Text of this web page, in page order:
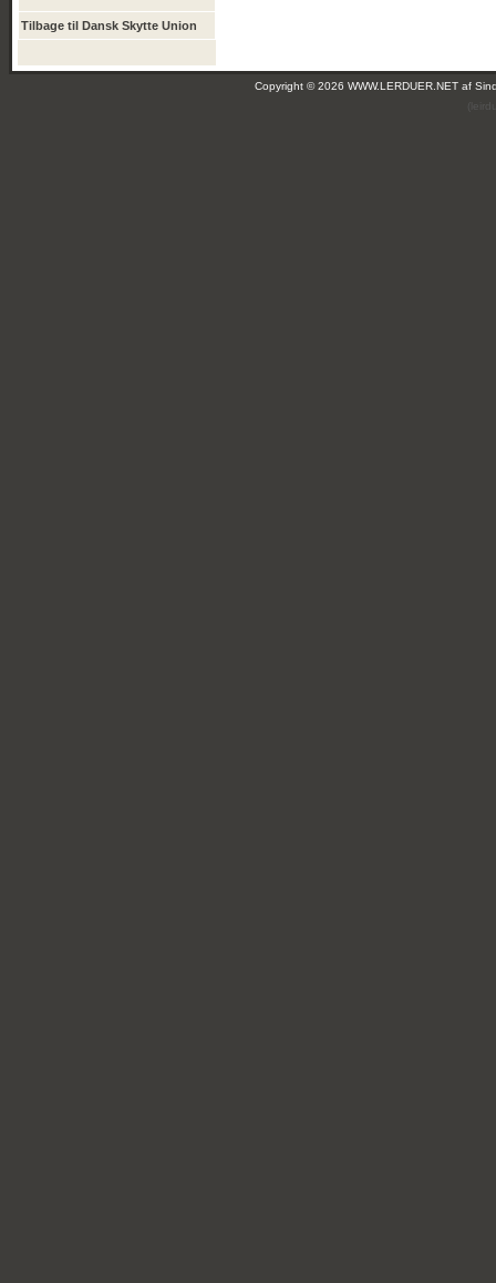
Tilbage til Dansk Skytte Union
Copyright © 2026 WWW.LERDUER.NET af